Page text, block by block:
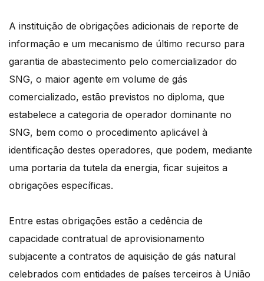
A instituição de obrigações adicionais de reporte de
informação e um mecanismo de último recurso para
garantia de abastecimento pelo comercializador do
SNG, o maior agente em volume de gás
comercializado, estão previstos no diploma, que
estabelece a categoria de operador dominante no
SNG, bem como o procedimento aplicável à
identificação destes operadores, que podem, mediante
uma portaria da tutela da energia, ficar sujeitos a
obrigações específicas.
Entre estas obrigações estão a cedência de
capacidade contratual de aprovisionamento
subjacente a contratos de aquisição de gás natural
celebrados com entidades de países terceiros à União